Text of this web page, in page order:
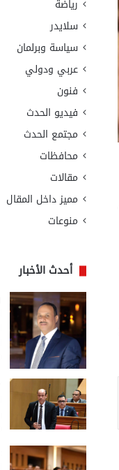
رياضة
سلايدر
سياسة وبرلمان
عربي ودولي
فنون
فيديو الحدث
مجتمع الحدث
محافظات
مقالات
مميز داخل المقال
منوعات
أحدث الأخبار